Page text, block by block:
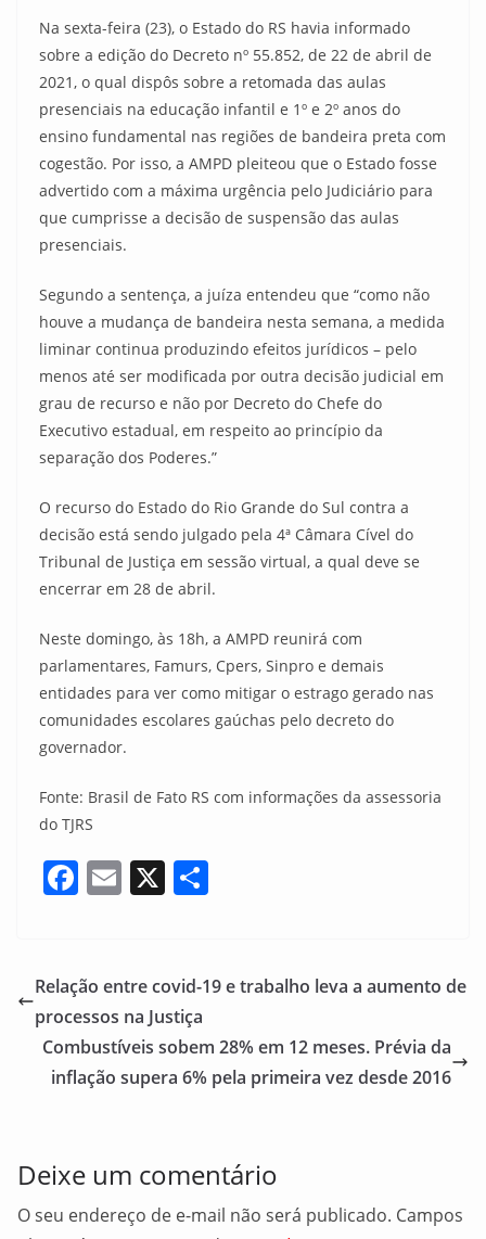
Na sexta-feira (23), o Estado do RS havia informado
sobre a edição do Decreto nº 55.852, de 22 de abril de
2021, o qual dispôs sobre a retomada das aulas
presenciais na educação infantil e 1º e 2º anos do
ensino fundamental nas regiões de bandeira preta com
cogestão. Por isso, a AMPD pleiteou que o Estado fosse
advertido com a máxima urgência pelo Judiciário para
que cumprisse a decisão de suspensão das aulas
presenciais.
Segundo a sentença, a juíza entendeu que “como não
houve a mudança de bandeira nesta semana, a medida
liminar continua produzindo efeitos jurídicos – pelo
menos até ser modificada por outra decisão judicial em
grau de recurso e não por Decreto do Chefe do
Executivo estadual, em respeito ao princípio da
separação dos Poderes.”
O recurso do Estado do Rio Grande do Sul contra a
decisão está sendo julgado pela 4ª Câmara Cível do
Tribunal de Justiça em sessão virtual, a qual deve se
encerrar em 28 de abril.
Neste domingo, às 18h, a AMPD reunirá com
parlamentares, Famurs, Cpers, Sinpro e demais
entidades para ver como mitigar o estrago gerado nas
comunidades escolares gaúchas pelo decreto do
governador.
Fonte: Brasil de Fato RS com informações da assessoria
do TJRS
F
e
b
o
o
E
l
X
e
Relação entre covid-19 e trabalho leva a aumento de
processos na Justiça
Combustíveis sobem 28% em 12 meses. Prévia da
inflação supera 6% pela primeira vez desde 2016
Deixe um comentário
O seu endereço de e-mail não será publicado. Campos